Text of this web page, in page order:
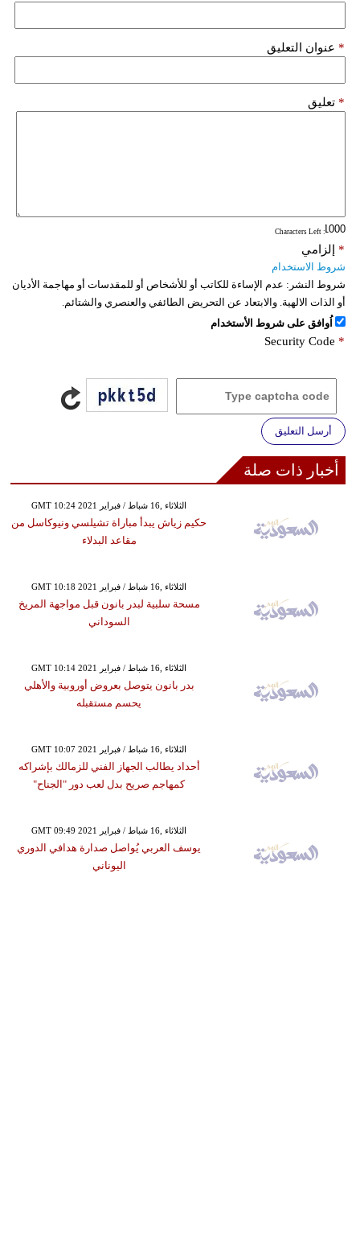
عنوان التعليق *
تعليق *
: Characters Left
إلزامي *
شروط الاستخدام
شروط النشر: عدم الإساءة للكاتب أو للأشخاص أو للمقدسات أو مهاجمة الأديان
أو الذات الالهية. والابتعاد عن التحريض الطائفي والعنصري والشتائم.
اُوافق على شروط الأستخدام
Security Code *
أرسل التعليق
أخبار ذات صلة
GMT 10:24 2021 الثلاثاء ,16 شباط / فبراير
حكيم زياش يبدأ مباراة تشيلسي ونيوكاسل من
مقاعد البدلاء
GMT 10:18 2021 الثلاثاء ,16 شباط / فبراير
مسحة سلبية لبدر بانون قبل مواجهة المريخ
السوداني
GMT 10:14 2021 الثلاثاء ,16 شباط / فبراير
بدر بانون يتوصل بعروض أوروبية والأهلي
يحسم مستقبله
GMT 10:07 2021 الثلاثاء ,16 شباط / فبراير
أحداد يطالب الجهاز الفني للزمالك بإشراكه
كمهاجم صريح بدل لعب دور "الجناح"
GMT 09:49 2021 الثلاثاء ,16 شباط / فبراير
يوسف العربي يُواصل صدارة هدافي الدوري
اليوناني